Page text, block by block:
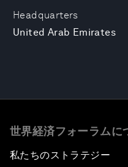
Headquarters
United Arab Emirates
世界経済フォーラムに
私たちのストラテジー